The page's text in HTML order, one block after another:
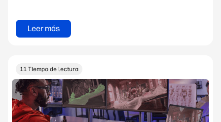
Leer más
11 Tiempo de lectura